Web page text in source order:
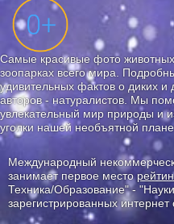
Самые красивые фото животных
зоопарках всего мира.
удивительных фактов о диких
авторов - натуралистов. Мы
увлекательный мир природы и
уголки нашей необъятной
Международный
занимает первое место
Техника/Образование" -
зарегистрированных интернет